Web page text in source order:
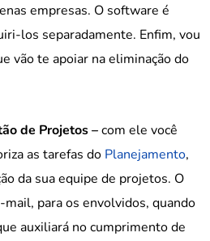
empresas. O software é
los separadamente. Enfim, vou
vão te apoiar na eliminação do
de Projetos –com ele você
as tarefas do Planejamento,
da sua equipe de projetos. O
para os envolvidos, quando
auxiliará no cumprimento de